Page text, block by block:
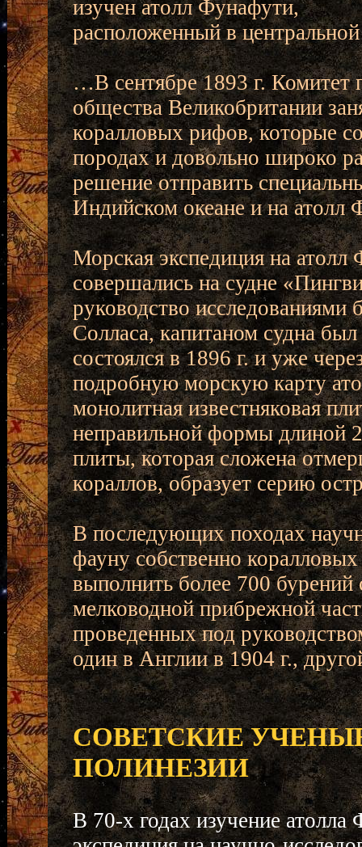
изучен атолл Фунафути,
расположенный в
…В сентябре 1893 г. Комитет
общества Великобритании
коралловых рифов, которые
породах и довольно широко
решение отправить
Индийском океане и на атолл
Морская экспедиция на
совершались на судне
руководство исследованиями
Солласа, капитаном судна
состоялся в 1896 г. и уже
подробную морскую карту
монолитная известняковая
неправильной формы длиной
плиты, которая сложена
кораллов, образует серию
В последующих походах
фауну собственно
выполнить более 700
мелководной прибрежной
проведенных под
один в Англии в 1904 г.,
СОВЕТСКИЕ
ПОЛИНЕЗИИ
В 70-х годах изучение атолла